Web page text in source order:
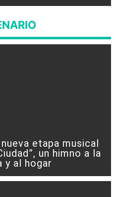
etapa musical
un himno a la
y al hogar